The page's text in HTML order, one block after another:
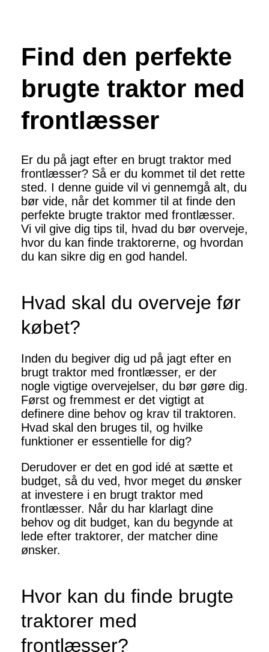
Find den perfekte
brugte traktor med
frontlæsser
Er du på jagt efter en brugt traktor med
frontlæsser? Så er du kommet til det rette
sted. I denne guide vil vi gennemgå alt, du
bør vide, når det kommer til at finde den
perfekte brugte traktor med frontlæsser.
Vi vil give dig tips til, hvad du bør overveje,
hvor du kan finde traktorerne, og hvordan
du kan sikre dig en god handel.
Hvad skal du overveje før
købet?
Inden du begiver dig ud på jagt efter en
brugt traktor med frontlæsser, er der
nogle vigtige overvejelser, du bør gøre dig.
Først og fremmest er det vigtigt at
definere dine behov og krav til traktoren.
Hvad skal den bruges til, og hvilke
funktioner er essentielle for dig?
Derudover er det en god idé at sætte et
budget, så du ved, hvor meget du ønsker
at investere i en brugt traktor med
frontlæsser. Når du har klarlagt dine
behov og dit budget, kan du begynde at
lede efter traktorer, der matcher dine
ønsker.
Hvor kan du finde brugte
traktorer med
frontlæsser?